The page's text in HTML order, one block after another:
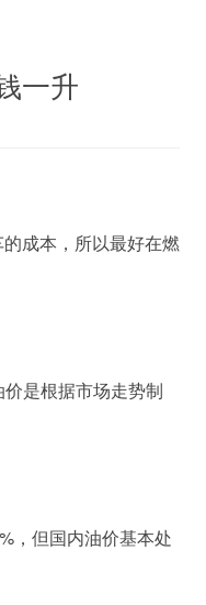
一升
成本，所以最好在燃
是根据市场走势制
，但国内油价基本处